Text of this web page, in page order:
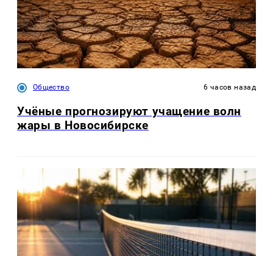
Общество 6 часов назад
Учёные прогнозируют учащение волн
жары в Новосибирске